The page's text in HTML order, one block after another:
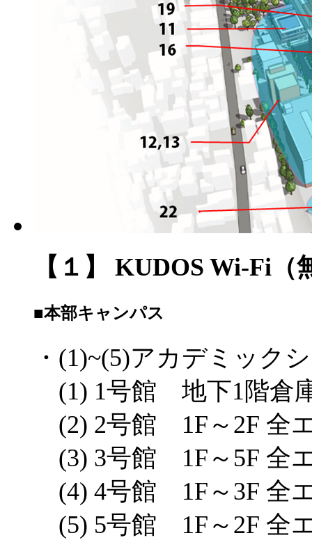
【１】 KUDOS Wi-Fi
■本部キャンパス
・(1)~(5)アカデミック
(1) 1号館 地下1階倉
(2) 2号館 1F～2F 全
(3) 3号館 1F～5F 全
(4) 4号館 1F～3F 全
(5) 5号館 1F～2F 全